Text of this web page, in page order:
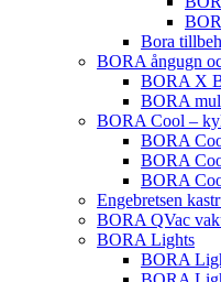
Bora
BORA ångugn
BORA X
BORA
BORA Cool –
BORA
BORA
BORA
Engebretsen
BORA QVac
BORA Lights
BORA